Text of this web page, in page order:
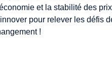
et la stabilité des
pour relever les défis
!